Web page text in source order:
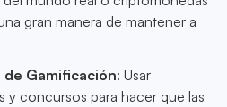
gran manera de mantener a
Gamificación: Usar
y concursos para hacer que las